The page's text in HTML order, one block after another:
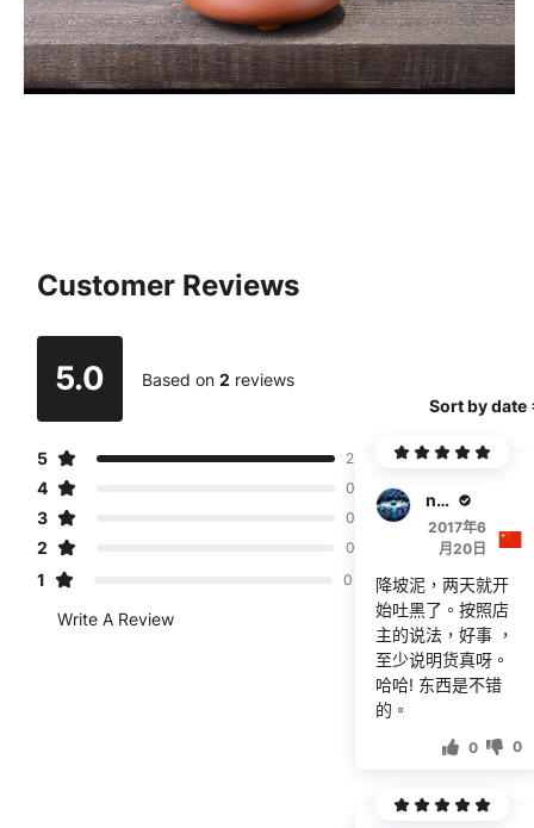
Customer Reviews
5.0 Based on 2 reviews
5 2
4 0
3 0
2 0
1 0
Write A Review
Sort by date
nongjiale
2017年6
月20日
降坡泥，两天就开
始吐黑了。按照店
主的说法，好事 ，
至少说明货真呀。
哈哈! 东西是不错
的。
0 0